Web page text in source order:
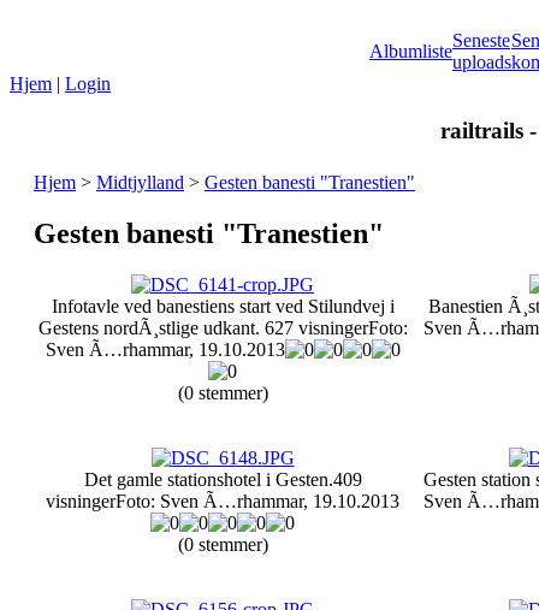
Albumliste
Seneste
uploads
Hjem | Login
railtrails
Hjem > Midtjylland > Gesten banesti "Tranestien"
Gesten banesti "Tranestien"
Infotavle ved banestiens start ved Stilundvej i
Gestens nordÃ¸stlige udkant. 627 visningerFoto:
Sven Ã…rhammar, 19.10.2013
(0 stemmer)
Banestien
Sven
Det gamle stationshotel i Gesten.409
visningerFoto: Sven Ã…rhammar, 19.10.2013
(0 stemmer)
Gesten station
Sven